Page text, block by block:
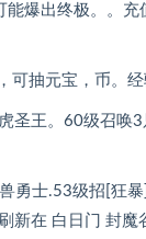
能爆出终极。。充
可抽元宝，币。经
圣王。60级召唤3
勇士.53级招[狂
新在 白日门 封魔